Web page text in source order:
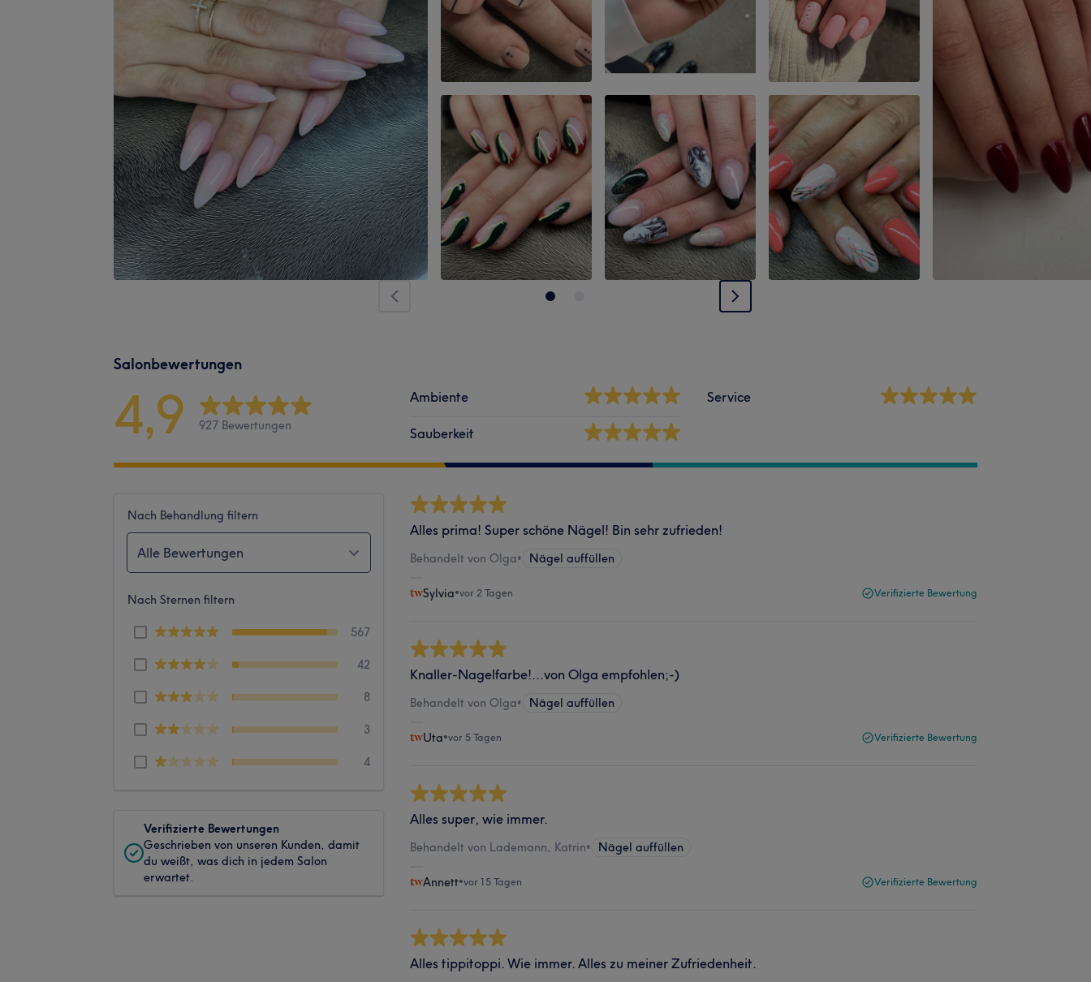
Salonbewertungen
4,9 927 Bewertungen
Ambiente
Sauberkeit
Service
Nach Behandlung filtern
Alle Bewertungen
Nach Sternen filtern
567
42
8
3
4
Verifizierte Bewertungen
Geschrieben von unseren Kunden, damit
du weißt, was dich in jedem Salon
erwartet.
Alles prima! Super schöne Nägel! Bin sehr zufrieden!
Behandelt von Olga• Nägel auffüllen
Sylvia•vor 2 Tagen Verifizierte Bewertung
Knaller-Nagelfarbe!...von Olga empfohlen;-)
Behandelt von Olga• Nägel auffüllen
Uta•vor 5 Tagen Verifizierte Bewertung
Alles super, wie immer.
Behandelt von Lademann, Katrin• Nägel auffüllen
Annett•vor 15 Tagen Verifizierte Bewertung
Alles tippitoppi. Wie immer. Alles zu meiner Zufriedenheit.